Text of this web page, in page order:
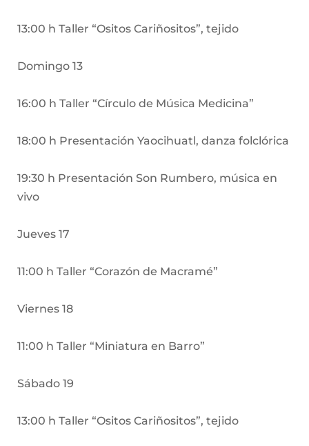
13:00 h Taller “Ositos Cariñositos”, tejido
Domingo 13
16:00 h Taller “Círculo de Música Medicina”
18:00 h Presentación Yaocihuatl, danza folclórica
19:30 h Presentación Son Rumbero, música en
vivo
Jueves 17
11:00 h Taller “Corazón de Macramé”
Viernes 18
11:00 h Taller “Miniatura en Barro”
Sábado 19
13:00 h Taller “Ositos Cariñositos”, tejido